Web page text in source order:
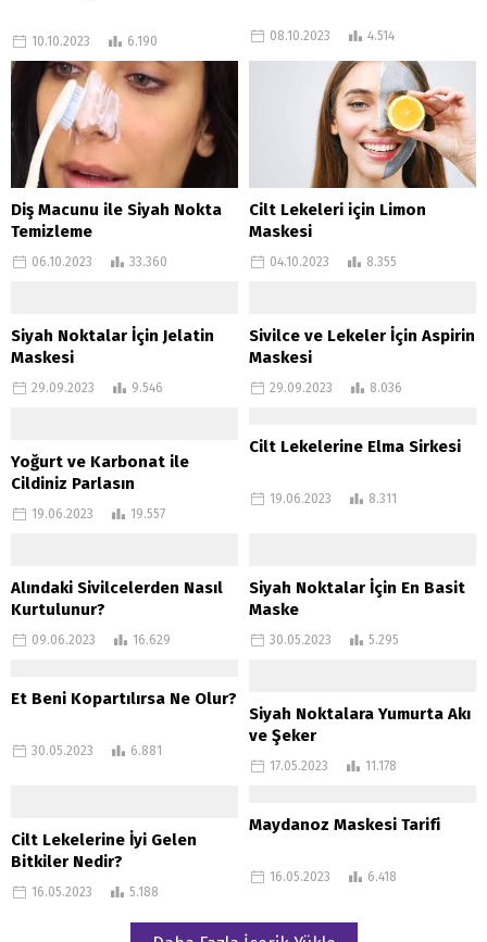
10.10.2023 6.190 08.10.2023 4.514
Diş Macunu ile Siyah Nokta
Temizleme
06.10.2023 33.360
Cilt Lekeleri için Limon
Maskesi
04.10.2023 8.355
Siyah Noktalar İçin Jelatin
Maskesi
29.09.2023 9.546
Sivilce ve Lekeler İçin Aspirin
Maskesi
29.09.2023 8.036
Yoğurt ve Karbonat ile
Cildiniz Parlasın
19.06.2023 19.557
Cilt Lekelerine Elma Sirkesi
19.06.2023 8.311
Alındaki Sivilcelerden Nasıl
Kurtulunur?
09.06.2023 16.629
Siyah Noktalar İçin En Basit
Maske
30.05.2023 5.295
Et Beni Kopartılırsa Ne Olur?
30.05.2023 6.881
Siyah Noktalara Yumurta Akı
ve Şeker
17.05.2023 11.178
Cilt Lekelerine İyi Gelen
Bitkiler Nedir?
16.05.2023 5.188
Maydanoz Maskesi Tarifi
16.05.2023 6.418